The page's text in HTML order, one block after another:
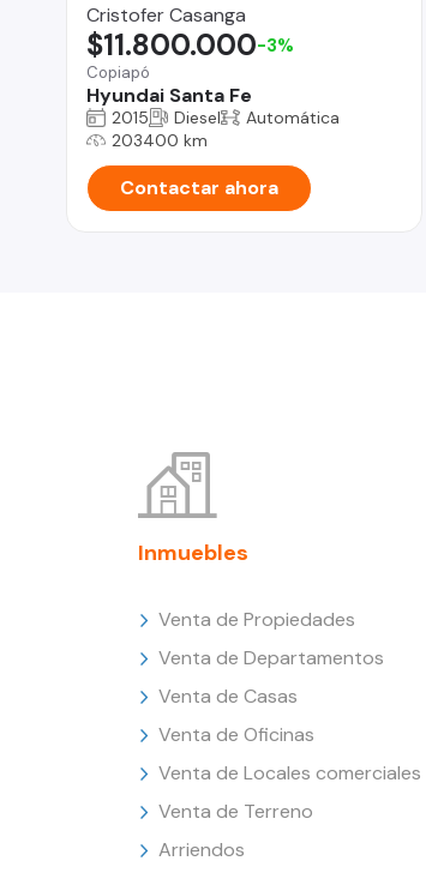
Cristofer Casanga
Copiapó
Hyundai Santa Fe
$11.800.000-3%
2015 Diesel
Automática
203400 km
Contactar ahora
Inmuebles
Venta de Propiedades
Venta de Departamentos
Venta de Casas
Venta de Oficinas
Venta de Locales comerciales
Venta de Terreno
Arriendos